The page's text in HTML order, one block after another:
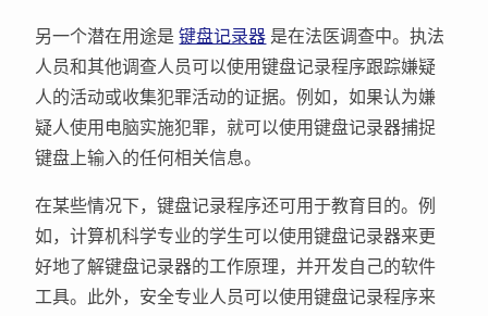
另一个潜在用途是键盘记录器 是在法医调查中。执法
人员和其他调查人员可以使用键盘记录程序跟踪嫌疑
人的活动或收集犯罪活动的证据。例如，如果认为嫌
疑人使用电脑实施犯罪，就可以使用键盘记录器捕捉
键盘上输入的任何相关信息。
在某些情况下，键盘记录程序还可用于教育目的。例
如，计算机科学专业的学生可以使用键盘记录器来更
好地了解键盘记录器的工作原理，并开发自己的软件
工具。此外，安全专业人员可以使用键盘记录程序来